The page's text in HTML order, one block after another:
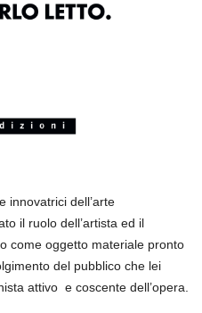
innovatrici dell’arte
il ruolo dell’artista ed il
come oggetto materiale pronto
del pubblico che lei
attivo e coscente dell’opera.